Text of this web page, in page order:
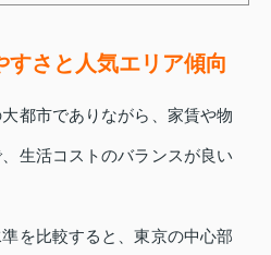
すさと人気エリア傾向
都市でありながら、家賃や物
生活コストのバランスが良い
を比較すると、東京の中心部